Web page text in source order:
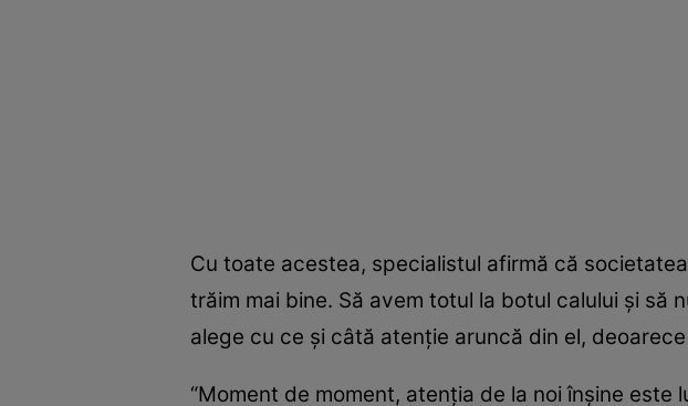
Cu toate acestea, specialistul afirmă că
trăim mai bine. Să avem totul la botul calului şi să
alege cu ce şi câtă atenţie aruncă din el,
“Moment de moment, atenţia de la noi înşine